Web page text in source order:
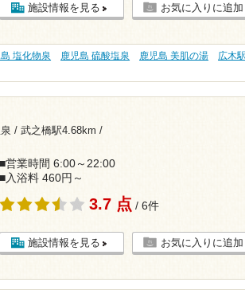
施設情報を見る お気に入りに追加
塩化物泉 鹿児島 硫酸塩泉 鹿児島 美肌の湯 広木駅
/ 武之橋駅4.68km /
■営業時間 6:00～22:00
■入浴料 460円～
3.7 点 / 6件
施設情報を見る お気に入りに追加